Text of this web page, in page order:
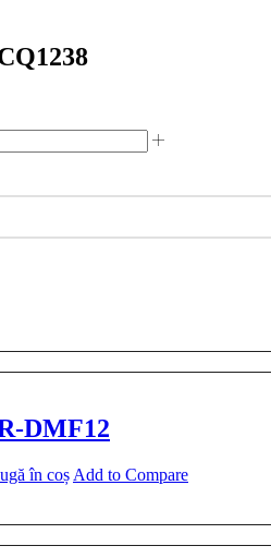
DMF12
în coș Add to Compare